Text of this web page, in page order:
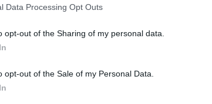
Data Processing Opt Outs
opt-out of the Sharing of my personal data.
opt-out of the Sale of my Personal Data.
con un motor 1.
conjunta se eleva hasta 134 CV, puede
la mayoría de las mecánicas de un Audi A3